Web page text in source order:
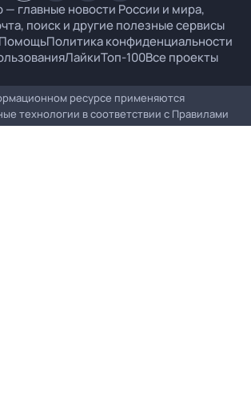
главные новости России и мира,
поиск и другие полезные сервисы
Политика конфиденциальности
ЛайкиТоп-100Все проекты
ресурсе применяются
технологии в соответствии с Правилами